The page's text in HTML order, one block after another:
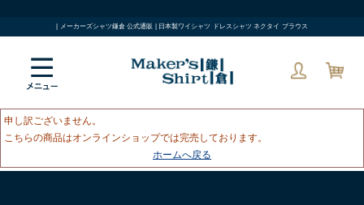
| メーカーズシャツ鎌倉 公式通販 | 日本製ワイシャツ ドレスシャツ ネクタイ ブラウス
申し訳ございません。
こちらの商品はオンラインショップでは完売しております。
ホームへ戻る